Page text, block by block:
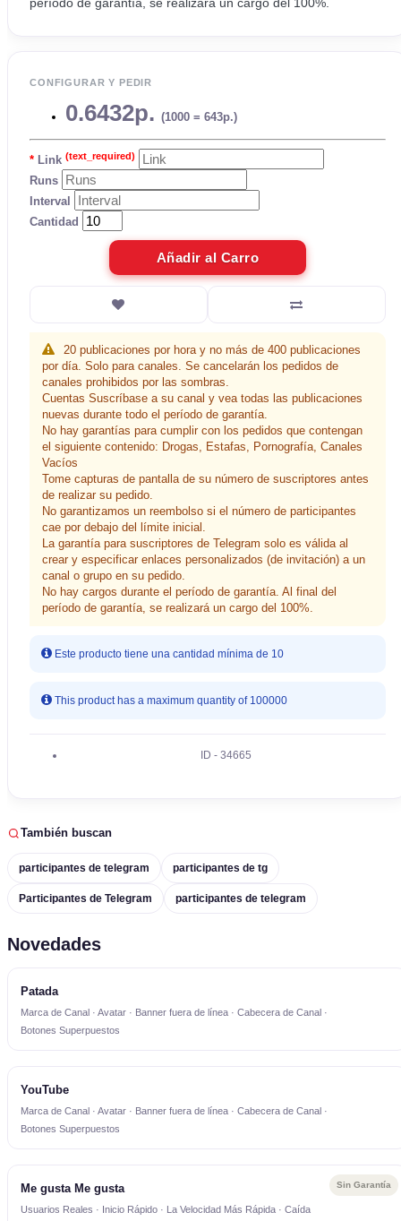
período de garantía, se realizará un cargo del 100%.
CONFIGURAR Y PEDIR
0.6432р. (1000 = 643р.)
Link (text_required)
Runs
Interval
Cantidad
Añadir al Carro
20 publicaciones por hora y no más de 400 publicaciones
por día. Solo para canales. Se cancelarán los pedidos de
canales prohibidos por las sombras.
Cuentas Suscríbase a su canal y vea todas las publicaciones
nuevas durante todo el período de garantía.
No hay garantías para cumplir con los pedidos que contengan
el siguiente contenido: Drogas, Estafas, Pornografía, Canales
Vacíos
Tome capturas de pantalla de su número de suscriptores antes
de realizar su pedido.
No garantizamos un reembolso si el número de participantes
cae por debajo del límite inicial.
La garantía para suscriptores de Telegram solo es válida al
crear y especificar enlaces personalizados (de invitación) a un
canal o grupo en su pedido.
No hay cargos durante el período de garantía. Al final del
período de garantía, se realizará un cargo del 100%.
Este producto tiene una cantidad mínima de 10
This product has a maximum quantity of 100000
ID - 34665
También buscan
participantes de telegram participantes de tg
Participantes de Telegram participantes de telegram
Novedades
Patada
Marca de Canal · Avatar · Banner fuera de línea · Cabecera de Canal ·
Botones Superpuestos
YouTube
Marca de Canal · Avatar · Banner fuera de línea · Cabecera de Canal ·
Botones Superpuestos
Sin Garantía
Me gusta Me gusta
Usuarios Reales · Inicio Rápido · La Velocidad Más Rápida · Caída